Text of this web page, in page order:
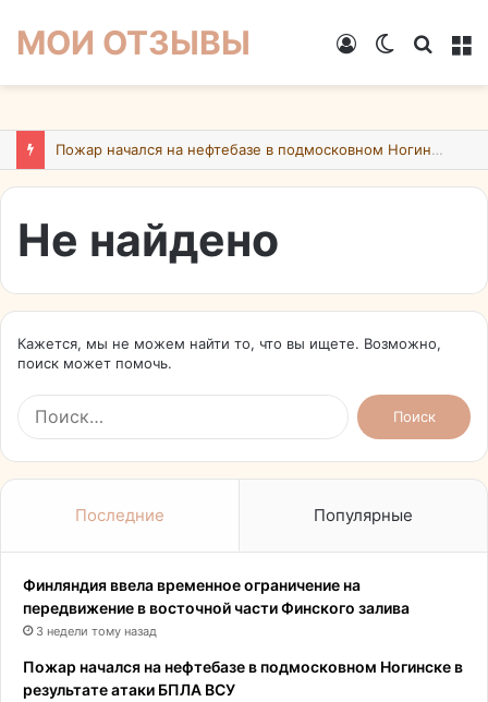
МОИ ОТЗЫВЫ
Switch
Войти
Пожар начался на нефтебазе в подмосковном Ногинске в результате атаки БПЛА ВСУ
Не найдено
Кажется, мы не можем найти то, что вы ищете. Возможно,
поиск может помочь.
Найти:
Последние Популярные
Финляндия ввела временное ограничение на
передвижение в восточной части Финского залива
3 недели тому назад
Пожар начался на нефтебазе в подмосковном Ногинске в
результате атаки БПЛА ВСУ